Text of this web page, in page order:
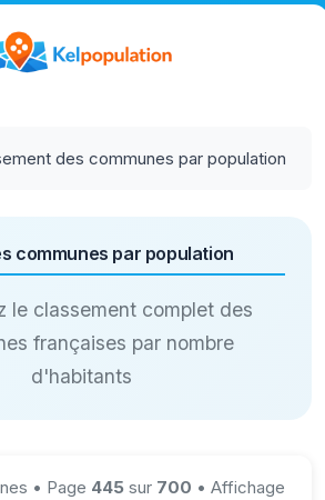
des communes par population
communes par population
le classement complet des
françaises par nombre
d'habitants
• Page 445sur 700 • Affichage